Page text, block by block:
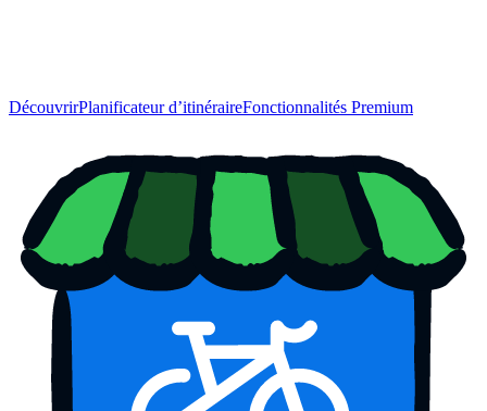
DécouvrirPlanificateur d’itinéraireFonctionnalités Premium